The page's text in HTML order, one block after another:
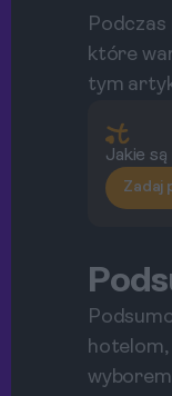
Podczas
które
tym
Jakie
Zadaj
hotelom,